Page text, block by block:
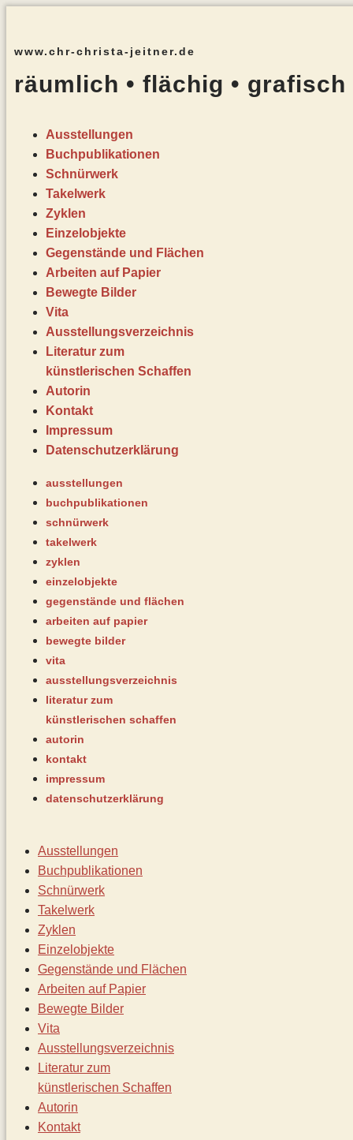
www.chr-christa-jeitner.de
räumlich • flächig • grafisch
Ausstellungen
Buchpublikationen
Schnürwerk
Takelwerk
Zyklen
Einzelobjekte
Gegenstände und Flächen
Arbeiten auf Papier
Bewegte Bilder
Vita
Ausstellungsverzeichnis
Literatur zum
künstlerischen Schaffen
Autorin
Kontakt
Impressum
Datenschutz­erklärung
ausstellungen
buchpublikationen
schnürwerk
takelwerk
zyklen
einzelobjekte
gegenstände und flächen
arbeiten auf papier
bewegte bilder
vita
ausstellungsverzeichnis
literatur zum
künstlerischen schaffen
autorin
kontakt
impressum
datenschutz­erklärung
Ausstellungen
Buchpublikationen
Schnürwerk
Takelwerk
Zyklen
Einzelobjekte
Gegenstände und Flächen
Arbeiten auf Papier
Bewegte Bilder
Vita
Ausstellungsverzeichnis
Literatur zum
künstlerischen Schaffen
Autorin
Kontakt